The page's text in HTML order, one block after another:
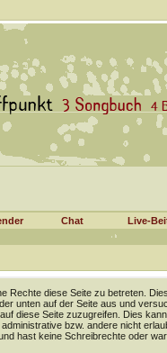
Chat Live-
Rechte diese Seite zu betreten.
unten auf der Seite aus und
diese Seite zuzugreifen. Dies
bzw. andere nicht
hast keine Schreibrechte oder